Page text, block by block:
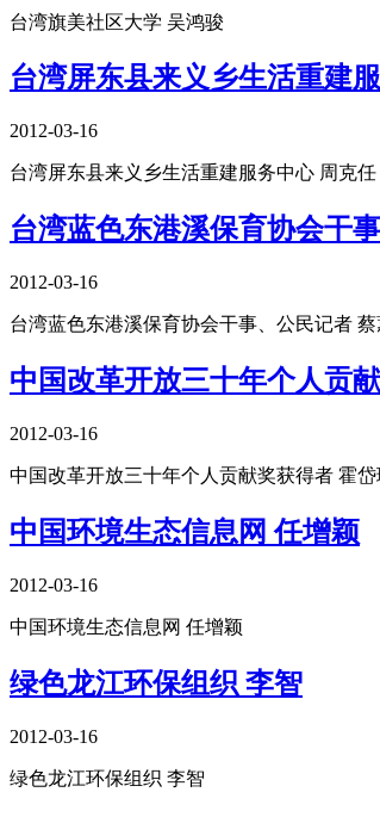
台湾旗美社区大学 吴鸿骏
台湾屏东县来义乡生活重建
2012-03-16
台湾屏东县来义乡生活重建服务中心 周克任
台湾蓝色东港溪保育协会干
2012-03-16
台湾蓝色东港溪保育协会干事、公民记者
中国改革开放三十年个人贡
2012-03-16
中国改革开放三十年个人贡献奖获得者 霍岱
中国环境生态信息网 任增颖
2012-03-16
中国环境生态信息网 任增颖
绿色龙江环保组织 李智
2012-03-16
绿色龙江环保组织 李智